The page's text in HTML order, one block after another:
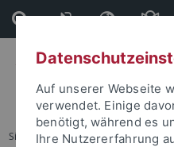
Direkt
zum
Inhalt
Direkt
zur
Fußleiste
Sie sind hier: Startseite
Auf unserer Webseite
verwendet. Einige
benötigt, während es
Ihre Nutzererfahrung